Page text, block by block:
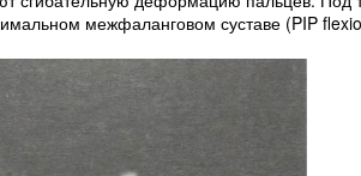
межфаланговом суставе (PIP